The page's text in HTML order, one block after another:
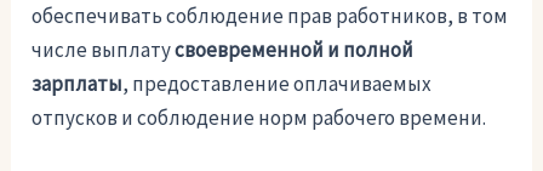
обеспечивать соблюдение прав работников, в том
числе выплатусвоевременной и полной
зарплаты, предоставление оплачиваемых
отпусков и соблюдение норм рабочего времени.